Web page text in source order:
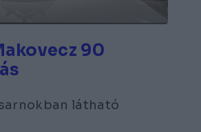
90
látható